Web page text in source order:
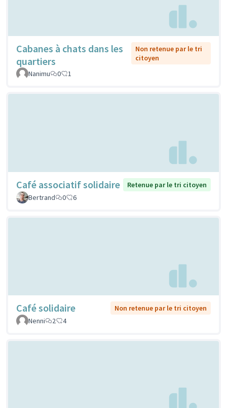
Cabanes à chats dans les
quartiers
Non retenue par le tri
citoyen
Nanimu
0 1
Café associatif solidaire
Retenue par le tri citoyen
Bertrand
0 6
Café solidaire
Non retenue par le tri citoyen
Nenni
2 4